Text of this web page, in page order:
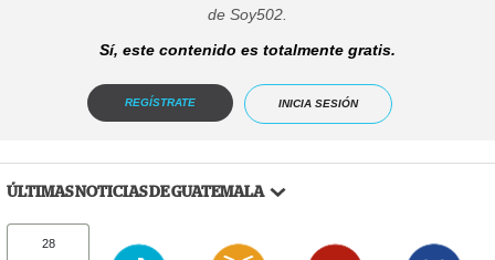
de Soy502.
Sí, este contenido es totalmente gratis.
REGÍSTRATE INICIA SESIÓN
ÚLTIMAS NOTICIAS DE GUATEMALA
28